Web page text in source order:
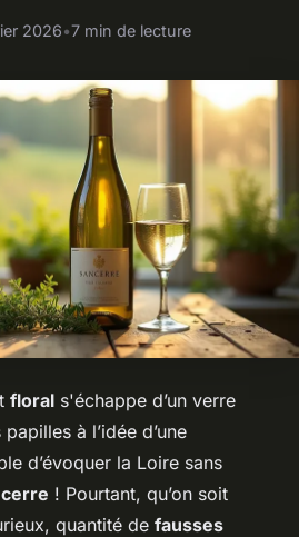
2026•7 min de lecture
floral s'échappe d’un verre
à l’idée d’une
d’évoquer la Loire sans
! Pourtant, qu’on soit
quantité de fausses